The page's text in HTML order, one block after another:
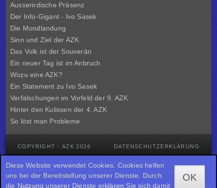
Ausserirdische Präsenz
Der Info-Gigant - Ivo Sasek
Die Mondlandung
Sinn und Ziel derAZK
Das Volk ist der Souverän
Ein neuer Tag ist im Anbruch
Wozu eine AZK?
Ein Statement zu Ivo Sasek
Verfälschungen im Vorfeld der 9. AZK
Hinter den Kulissen der4. AZK
So löst man Probleme
COPYRIGHT - AZK 2026 DATENSCHUTZERKLÄRUNG
IMPRESSUM
Diese Website verwendet Cookies. Cookies helfen
uns bei der Bereitstellung unserer Dienste. Durch
die Nutzung unserer Dienste erklären Sie sich damit
OK